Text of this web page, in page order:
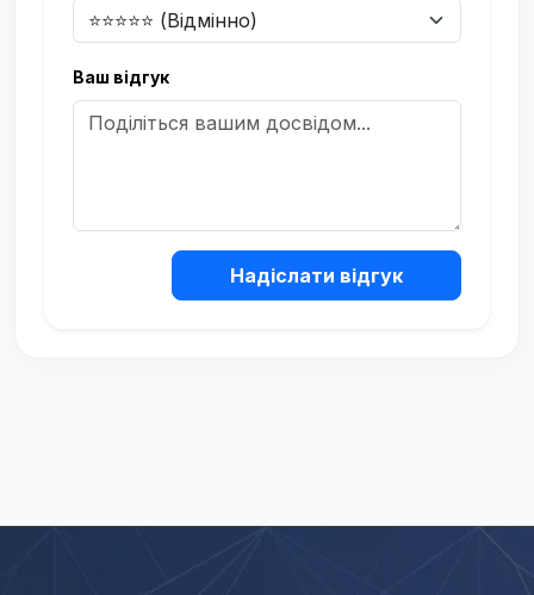
Ваш відгук
Надіслати відгук